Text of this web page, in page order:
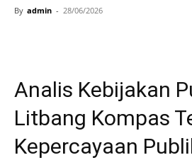
By admin - 28/06/2026
Analis Kebijakan
Litbang Kompas
Kepercayaan